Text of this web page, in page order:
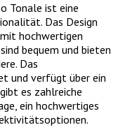
Tonale ist eine
Das Design
hochwertigen
bequem und bieten
Das
und verfügt über ein
es zahlreiche
ein hochwertiges